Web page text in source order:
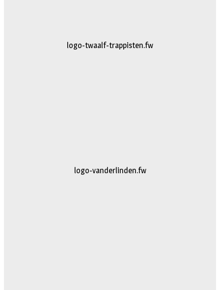
logo-twaalf-trappisten.fw
logo-vanderlinden.fw